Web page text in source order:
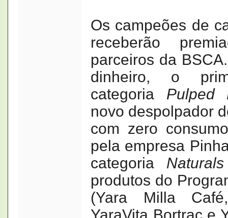
Os campeões de
receberão
parceiros da
dinheiro, o
categoria Pulped
novo despolpador
com zero
pela empresa
categoria Naturals
produtos do
(Yara Milla